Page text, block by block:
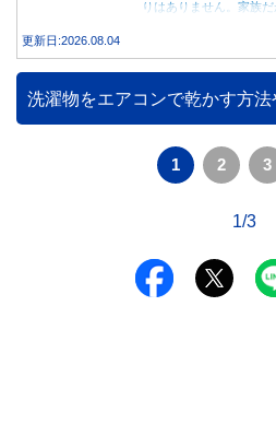
りはありません。家族
更新日:2026.08.04
洗濯物をエアコンで乾かす方法
1 2 3
1/3